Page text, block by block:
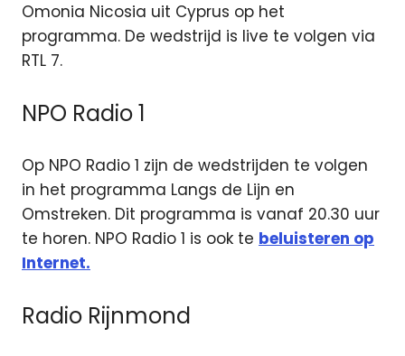
Omonia Nicosia uit Cyprus op het
programma. De wedstrijd is live te volgen via
RTL 7.
NPO Radio 1
Op NPO Radio 1 zijn de wedstrijden te volgen
in het programma Langs de Lijn en
Omstreken. Dit programma is vanaf 20.30 uur
te horen. NPO Radio 1 is ook te beluisteren op
Internet.
Radio Rijnmond